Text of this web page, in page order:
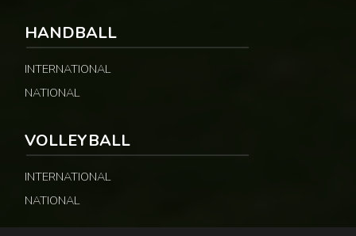
HANDBALL
INTERNATIONAL
NATIONAL
VOLLEYBALL
INTERNATIONAL
NATIONAL